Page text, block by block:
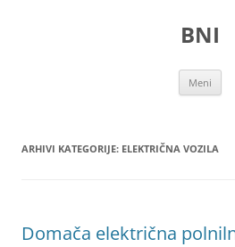
BNI
Meni
ARHIVI KATEGORIJE: ELEKTRIČNA VOZILA
Domača električna